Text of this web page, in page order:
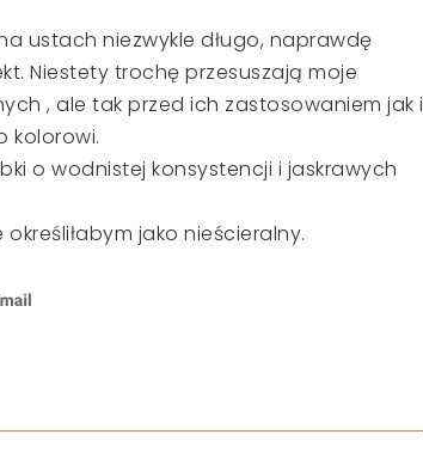
ustach niezwykle długo, naprawdę
Niestety trochę przesuszają moje
, ale tak przed ich zastosowaniem jak i
kolorowi.
o wodnistej konsystencji i jaskrawych
jako nieścieralny.